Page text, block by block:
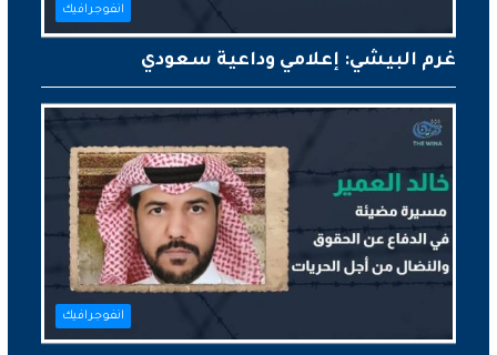
انفوجرافيك
غرم البيشي: إعلامي وداعية سعودي
انفوجرافيك